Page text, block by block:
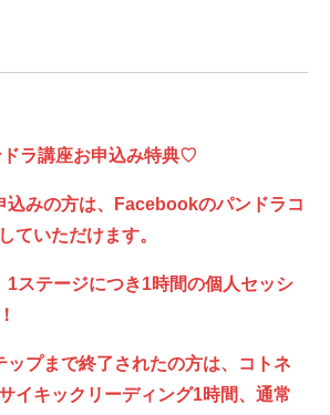
ラ講座お申込み特典♡
みの方は、Facebookのパンドラコ
ていただけます。
ステージにつき1時間の個人セッシ
プまで終了されたの方は、コトネ
イキックリーディング1時間、通常